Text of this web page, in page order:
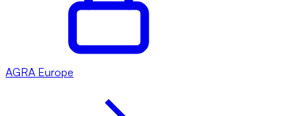
AGRA Europe